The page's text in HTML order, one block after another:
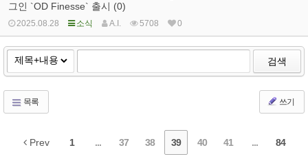
그인 `OD Finesse` 출시 (0)
2025.08.28 소식 A.I. 5708 0
검색
목록 쓰기
Prev 1 ... 37 38 39 40 41 ... 84